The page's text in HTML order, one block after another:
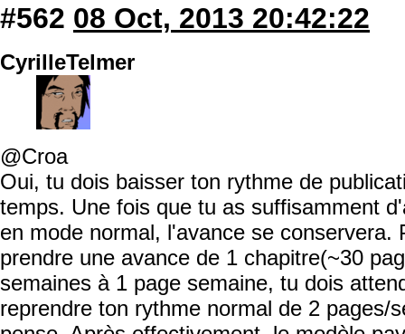
#562 08 Oct, 2013 20:42:22
CyrilleTelmer
@Croa
Oui, tu dois baisser ton rythme de
temps. Une fois que tu as suffisamment
en mode normal, l'avance se conservera.
prendre une avance de 1 chapitre(~30
semaines à 1 page semaine, tu dois
reprendre ton rythme normal de 2 pages/